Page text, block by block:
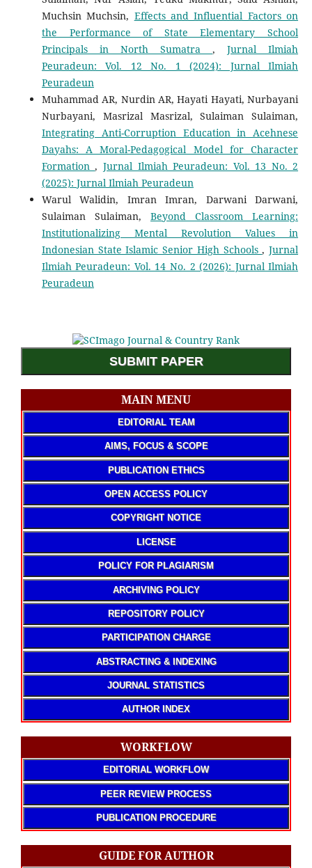
Muchsin Muchsin, Effects and Influential Factors on
the Performance of State Elementary School
Principals in North Sumatra,Jurnal Ilmiah
Peuradeun: Vol. 12 No. 1 (2024): Jurnal Ilmiah
Peuradeun
Muhammad AR, Nurdin AR, Hayati Hayati, Nurbayani
Nurbayani, Masrizal Masrizal, Sulaiman Sulaiman,
Integrating Anti-Corruption Education in Acehnese
Dayahs: A Moral-Pedagogical Model for Character
Formation, Jurnal Ilmiah Peuradeun: Vol. 13 No. 2
(2025): Jurnal Ilmiah Peuradeun
Warul Walidin, Imran Imran, Darwani Darwani,
Sulaiman Sulaiman, Beyond Classroom Learning:
Institutionalizing Mental Revolution Values in
Indonesian State Islamic Senior High Schools,Jurnal
Ilmiah Peuradeun: Vol. 14 No. 2 (2026): Jurnal Ilmiah
Peuradeun
SUBMIT PAPER
MAIN MENU
EDITORIAL TEAM
AIMS, FOCUS & SCOPE
PUBLICATION ETHICS
OPEN ACCESS POLICY
COPYRIGHT NOTICE
LICENSE
POLICY FOR PLAGIARISM
ARCHIVING POLICY
REPOSITORY POLICY
PARTICIPATION CHARGE
ABSTRACTING & INDEXING
JOURNAL STATISTICS
AUTHOR INDEX
WORKFLOW
EDITORIAL WORKFLOW
PEER REVIEW PROCESS
PUBLICATION PROCEDURE
GUIDE FOR AUTHOR